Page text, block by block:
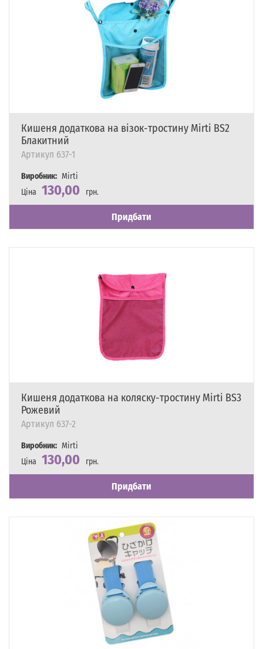
Кишеня додаткова на візок-тростину Mirti BS2
Блакитний
Артикул 637-1
Виробник: Mirti
Ціна 130,00
грн.
Наявність
Є в наявності
Придбати
Кишеня додаткова на коляску-тростину Mirti BS3
Рожевий
Артикул 637-2
Виробник: Mirti
Ціна 130,00
грн.
Наявність
Є в наявності
Придбати